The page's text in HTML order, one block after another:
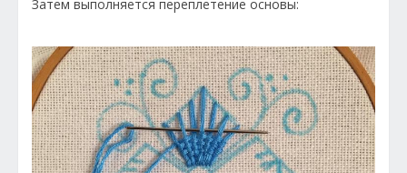
Затем выполняется переплетение основы: